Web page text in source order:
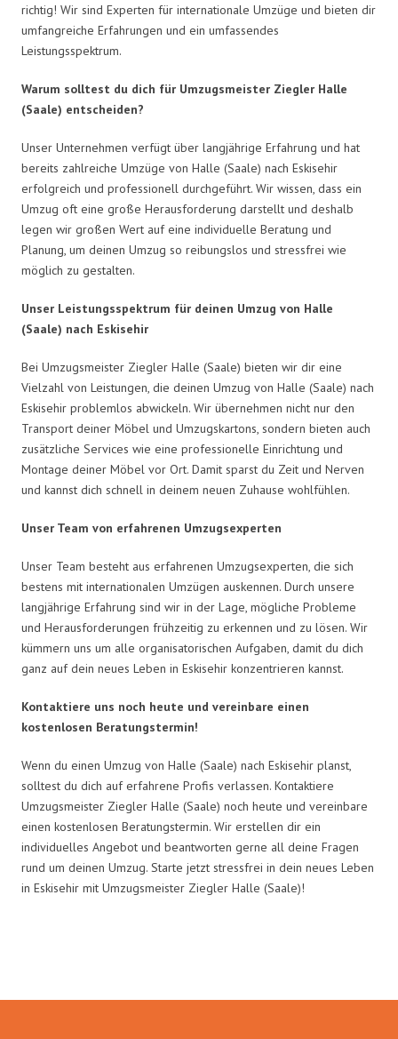
richtig! Wir sind Experten für internationale Umzüge und bieten dir
umfangreiche Erfahrungen und ein umfassendes
Leistungsspektrum.
Warum solltest du dich für Umzugsmeister Ziegler Halle
(Saale) entscheiden?
Unser Unternehmen verfügt über langjährige Erfahrung und hat
bereits zahlreiche Umzüge von Halle (Saale) nach Eskisehir
erfolgreich und professionell durchgeführt. Wir wissen, dass ein
Umzug oft eine große Herausforderung darstellt und deshalb
legen wir großen Wert auf eine individuelle Beratung und
Planung, um deinen Umzug so reibungslos und stressfrei wie
möglich zu gestalten.
Unser Leistungsspektrum für deinen Umzug von Halle
(Saale) nach Eskisehir
Bei Umzugsmeister Ziegler Halle (Saale) bieten wir dir eine
Vielzahl von Leistungen, die deinen Umzug von Halle (Saale) nach
Eskisehir problemlos abwickeln. Wir übernehmen nicht nur den
Transport deiner Möbel und Umzugskartons, sondern bieten auch
zusätzliche Services wie eine professionelle Einrichtung und
Montage deiner Möbel vor Ort. Damit sparst du Zeit und Nerven
und kannst dich schnell in deinem neuen Zuhause wohlfühlen.
Unser Team von erfahrenen Umzugsexperten
Unser Team besteht aus erfahrenen Umzugsexperten, die sich
bestens mit internationalen Umzügen auskennen. Durch unsere
langjährige Erfahrung sind wir in der Lage, mögliche Probleme
und Herausforderungen frühzeitig zu erkennen und zu lösen. Wir
kümmern uns um alle organisatorischen Aufgaben, damit du dich
ganz auf dein neues Leben in Eskisehir konzentrieren kannst.
Kontaktiere uns noch heute und vereinbare einen
kostenlosen Beratungstermin!
Wenn du einen Umzug von Halle (Saale) nach Eskisehir planst,
solltest du dich auf erfahrene Profis verlassen. Kontaktiere
Umzugsmeister Ziegler Halle (Saale) noch heute und vereinbare
einen kostenlosen Beratungstermin. Wir erstellen dir ein
individuelles Angebot und beantworten gerne all deine Fragen
rund um deinen Umzug. Starte jetzt stressfrei in dein neues Leben
in Eskisehir mit Umzugsmeister Ziegler Halle (Saale)!